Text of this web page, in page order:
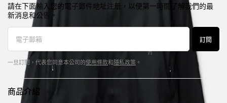
請在下面輸入您的電子郵件地址注册，以便第一時間了解我們的最
新消息和公告。
訂閱
一旦訂閱，代表您同意本公司的使用條款和隱私政策 。
商品介紹